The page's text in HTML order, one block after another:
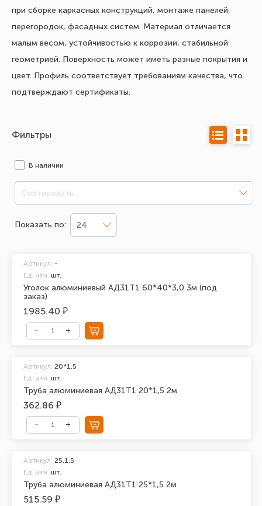
при сборке каркасных конструкций, монтаже панелей,
перегородок, фасадных систем. Материал отличается
малым весом, устойчивостью к коррозии, стабильной
геометрией. Поверхность может иметь разные покрытия и
цвет. Профиль соответствует требованиям качества, что
подтверждают сертификаты.
Фильтры
В наличии
Сортировать
Показать по: 24
Уголок алюминиевый АД31Т1 60*40*3,0 3м (под
заказ)
Артикул: -
Ед. изм. шт.
1985.40 ₽
Труба алюминиевая АД31Т1 20*1,5 2м
Артикул: 20*1,5
Ед. изм. шт.
362.86 ₽
Труба алюминиевая АД31Т1 25*1,5 2м
Артикул: 25,1,5
Ед. изм. шт.
515.59 ₽